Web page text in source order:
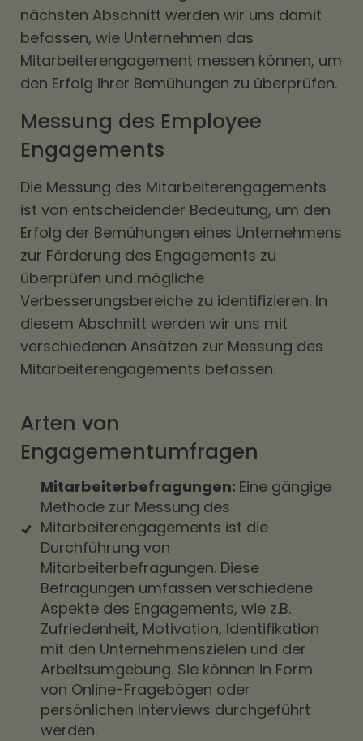
nächsten Abschnitt werden wir uns damit
befassen, wie Unternehmen das
Mitarbeiterengagement messen können, um
den Erfolg ihrer Bemühungen zu überprüfen.
Messung des Employee
Engagements
Die Messung des Mitarbeiterengagements
ist von entscheidender Bedeutung, um den
Erfolg der Bemühungen eines Unternehmens
zur Förderung des Engagements zu
überprüfen und mögliche
Verbesserungsbereiche zu identifizieren. In
diesem Abschnitt werden wir uns mit
verschiedenen Ansätzen zur Messung des
Mitarbeiterengagements befassen.
Arten von
Engagementumfragen
Mitarbeiterbefragungen: Eine gängige
Methode zur Messung des
Mitarbeiterengagements ist die
Durchführung von
Mitarbeiterbefragungen. Diese
Befragungen umfassen verschiedene
Aspekte des Engagements, wie z.B.
Zufriedenheit, Motivation, Identifikation
mit den Unternehmenszielen und der
Arbeitsumgebung. Sie können in Form
von Online-Fragebögen oder
persönlichen Interviews durchgeführt
werden.